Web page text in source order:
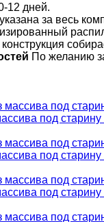
12 дней.
за весь
По желанию
под
под
под